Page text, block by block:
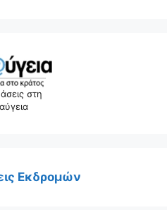
στη
Εκδρομών